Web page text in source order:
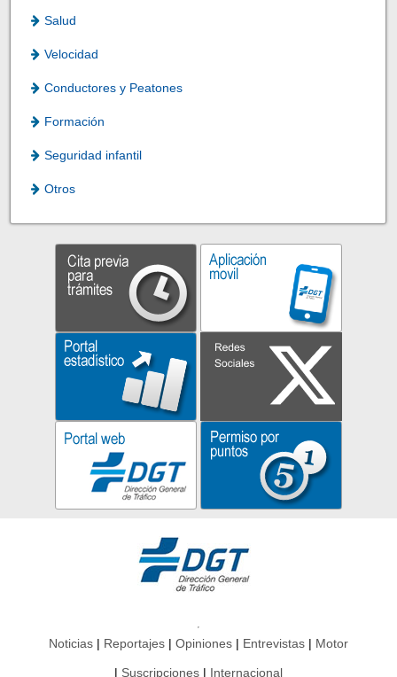
Salud
Velocidad
Conductores y Peatones
Formación
Seguridad infantil
Otros
Noticias Reportajes Opiniones Entrevistas Motor
Suscripciones Internacional